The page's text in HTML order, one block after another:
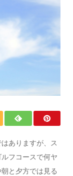
ありますが、ス
フコースで何ヤ
と夕方では見る